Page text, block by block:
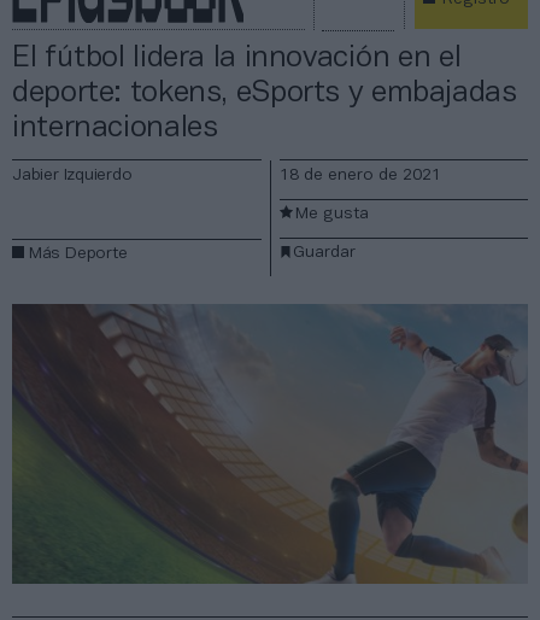
El fútbol lidera la innovación en el
deporte: tokens, eSports y embajadas
internacionales
Jabier Izquierdo
Más Deporte
18 de enero de 2021
Guardar
Me gusta